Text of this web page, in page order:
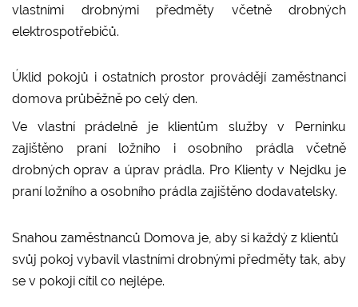
vlastními drobnými předměty včetně drobných
elektrospotřebičů.
Úklid pokojů i ostatních prostor provádějí zaměstnanci
domova průběžně po celý den.
Ve vlastní prádelně je klientům služby v Perninku
zajištěno praní ložního i osobního prádla včetně
drobných oprav a úprav prádla. Pro Klienty v Nejdku je
praní ložního a osobního prádla zajištěno dodavatelsky.
Snahou zaměstnanců Domova je, aby si každý z klientů
svůj pokoj vybavil vlastními drobnými předměty tak, aby
se v pokoji cítil co nejlépe.